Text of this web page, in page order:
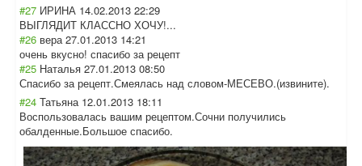
#27 ИРИНА 14.02.2013 22:29
ВЫГЛЯДИТ КЛАССНО ХОЧУ!...
#26 вера 27.01.2013 14:21
очень вкусно! спасибо за рецепт
#25 Наталья 27.01.2013 08:50
Спасибо за рецепт.Смеялась над словом-МЕСЕВО.(извините).
#24 Татьяна 12.01.2013 18:11
Воспользовалась вашим рецептом.Сочни получились
обалденные.Большое спасибо.